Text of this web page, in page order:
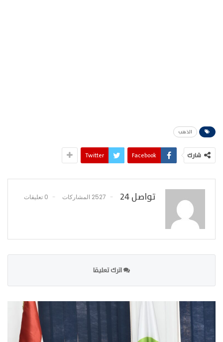
الذهب
شارك Facebook
Twitter
تواصل 24 2527 المشاركات 0 تعليقات
اترك تعليقا